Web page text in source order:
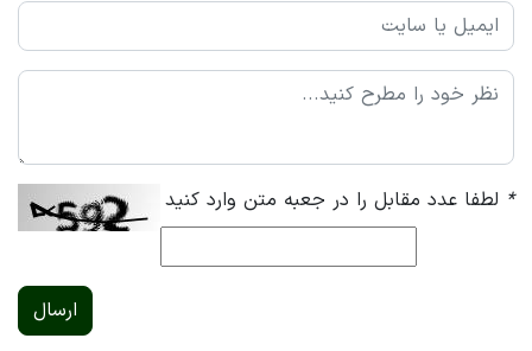
* لطفا عدد مقابل را در جعبه متن وارد کنید
ارسال